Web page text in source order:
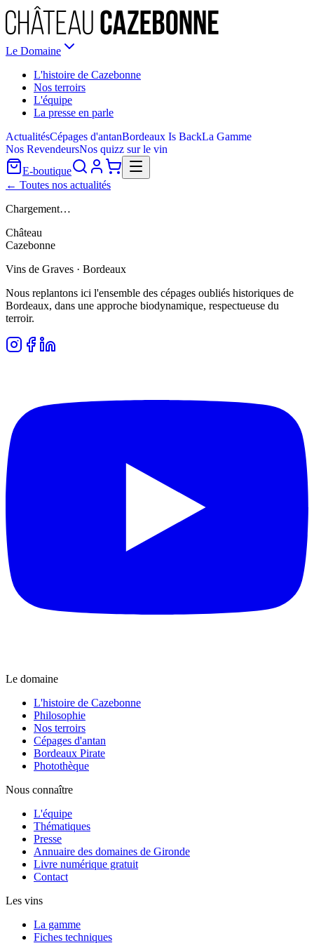
Le Domaine
L'histoire de Cazebonne
Nos terroirs
L'équipe
La presse en parle
ActualitésCépages d'antanBordeaux Is BackLa Gamme
Nos RevendeursNos quizz sur le vin
E-boutique
← Toutes nos actualités
Chargement…
Château
Cazebonne
Vins de Graves · Bordeaux
Nous replantons ici l'ensemble des cépages oubliés historiques de
Bordeaux, dans une approche biodynamique, respectueuse du
terroir.
Le domaine
L'histoire de Cazebonne
Philosophie
Nos terroirs
Cépages d'antan
Bordeaux Pirate
Photothèque
Nous connaître
L'équipe
Thématiques
Presse
Annuaire des domaines de Gironde
Livre numérique gratuit
Contact
Les vins
La gamme
Fiches techniques